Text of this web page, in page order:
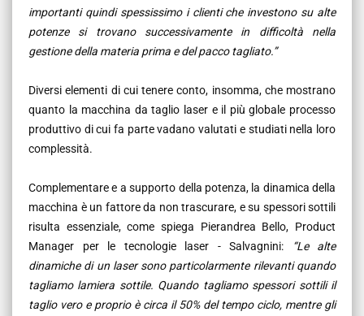
importanti quindi spessissimo i clienti che investono su alte
potenze si trovano successivamente in difficoltà nella
gestione della materia prima e del pacco tagliato.”
Diversi elementi di cui tenere conto, insomma, che mostrano
quanto la macchina da taglio laser e il più globale processo
produttivo di cui fa parte vadano valutati e studiati nella loro
complessità.
Complementare e a supporto della potenza, la dinamica della
macchina è un fattore da non trascurare, e su spessori sottili
risulta essenziale, come spiega Pierandrea Bello, Product
Manager per le tecnologie laser - Salvagnini:
“Le alte
dinamiche di un laser sono particolarmente rilevanti quando
tagliamo lamiera sottile. Quando tagliamo spessori sottili il
taglio vero e proprio è circa il 50% del tempo ciclo, mentre gli